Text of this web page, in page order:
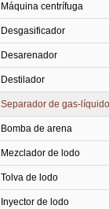
Máquina centrífuga
Desgasificador
Desarenador
Destilador
Separador de gas-líquido
Bomba de arena
Mezclador de lodo
Tolva de lodo
Inyector de lodo